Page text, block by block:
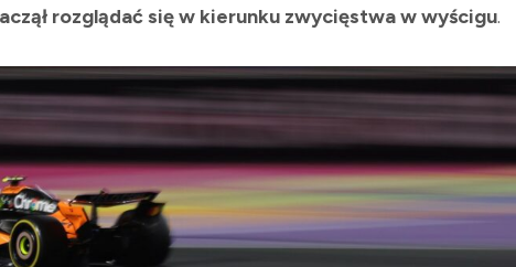
rozglądać się w kierunku zwycięstwa w wyścigu.